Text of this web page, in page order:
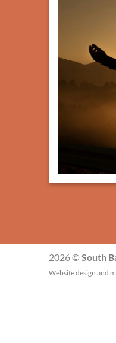
2026 ©South
Website design and